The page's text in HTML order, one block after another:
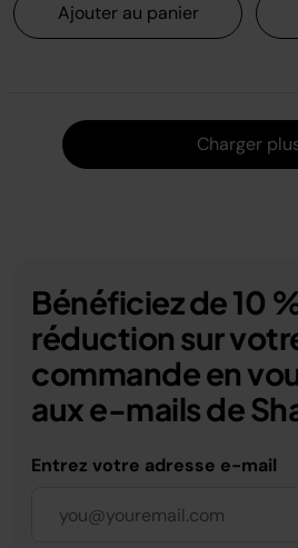
Ajouter au panier
Charger
Bénéficiez de 10
réduction sur
commande en
aux e-mails de
Entrez votre adresse e-mail